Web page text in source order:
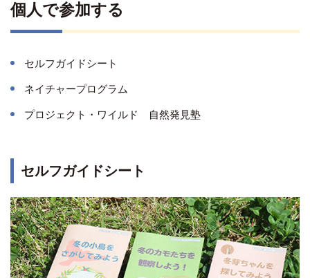
個人で参加する
セルフガイドシート
ネイチャープログラム
プロジェクト・ワイルド 自然発見塾
セルフガイドシート